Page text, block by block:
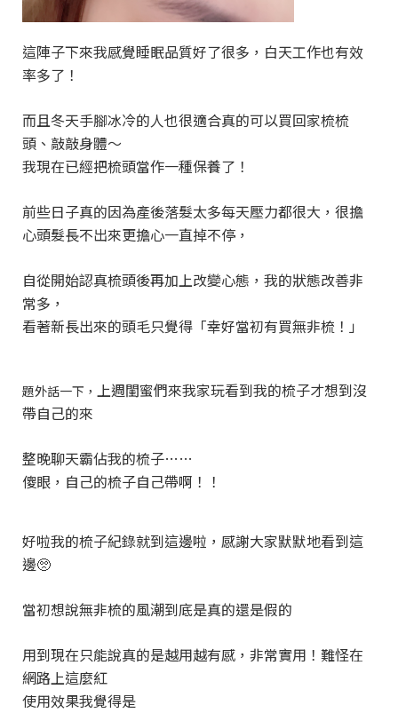
這陣子下來我感覺睡眠品質好了很多，白天工作也有效
率多了！
而且冬天手腳冰冷的人也很適合真的可以買回家梳梳
頭、敲敲身體～
我現在已經把梳頭當作一種保養了！
前些日子真的因為產後落髮太多每天壓力都很大，很擔
心頭髮長不出來更擔心一直掉不停，
自從開始認真梳頭後再加上改變心態，我的狀態改善非
常多，
看著新長出來的頭毛只覺得「幸好當初有買無非梳！」
題外話一下， 上週閨蜜們來我家玩看到我的梳子才想到沒
帶自己的來
整晚聊天霸佔我的梳子……
傻眼，自己的梳子自己帶啊！！
好啦我的梳子紀錄就到這邊啦，感謝大家默默地看到這
邊🥺️
當初想說無非梳的風潮到底是真的還是假的
用到現在只能說真的是越用越有感，非常實用！難怪在
網路上這麼紅
使用效果我覺得是